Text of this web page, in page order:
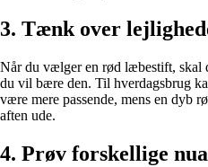
3. Tænk over
Når du vælger en rød læbestift, skal
du vil bære den. Til hverdagsbrug
være mere passende, mens en dyb
aften ude.
4. Prøv forskellige